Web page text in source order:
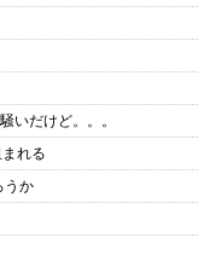
いだけど。。。
れる
うか